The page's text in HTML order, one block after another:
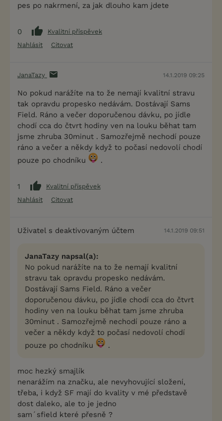
pes po nakrmení, za jak dlouho kam jdete
0
Kvalitní příspěvek
Nahlásit
Citovat
JanaTazy 14.1.2019 09:25
No pokud narážíte na to že nemají kvalitní stravu
tak opravdu propesko nedávám. Dostávají Sams
Field. Ráno a večer doporučenou dávku, po jídle
chodí cca do čtvrt hodiny ven na louku běhat tam
jsme zhruba 30minut . Samozřejmě nechodí pouze
ráno a večer a někdy když to počasí nedovolí chodí
pouze po chodníku
.
1
Kvalitní příspěvek
Nahlásit
Citovat
Uživatel s deaktivovaným účtem 14.1.2019 09:51
JanaTazy napsal(a):
No pokud narážíte na to že nemají kvalitní
stravu tak opravdu propesko nedávám.
Dostávají Sams Field. Ráno a večer
doporučenou dávku, po jídle chodí cca do čtvrt
hodiny ven na louku běhat tam jsme zhruba
30minut . Samozřejmě nechodí pouze ráno a
večer a někdy když to počasí nedovolí chodí
pouze po chodníku
.
moc hezký smajlík
nenarážím na značku, ale nevyhovující složení,
třeba, i když SF mají do kvality v mé představě
dost daleko, ale to je jedno
sam´sfield které přesně ?